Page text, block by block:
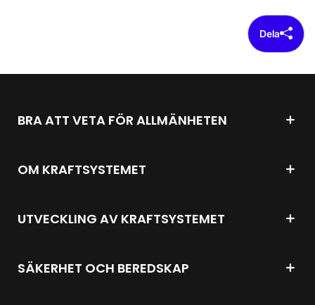
Dela
BRA ATT VETA FÖR ALLMÄNHETEN
OM KRAFTSYSTEMET
UTVECKLING AV KRAFTSYSTEMET
SÄKERHET OCH BEREDSKAP